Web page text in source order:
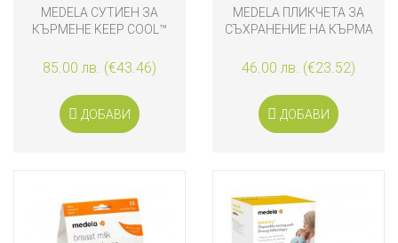
MEDELA СУТИЕН ЗА
КЪРМЕНЕ KEEP COOL™
85.00 лв. (€43.46)
ДОБАВИ
MEDELA ПЛИКЧЕТА ЗА
СЪХРАНЕНИЕ НА КЪРМА
46.00 лв. (€23.52)
ДОБАВИ